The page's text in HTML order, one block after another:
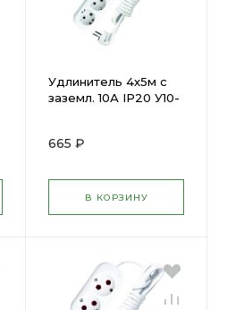
Удлинитель 4х5м с
заземл. 10А IP20 У10-
665 ₽
В КОРЗИНУ